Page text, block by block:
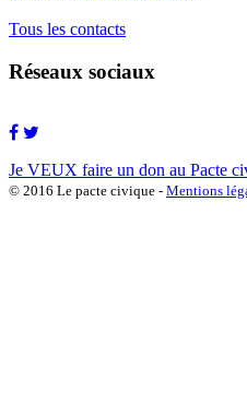
Tous les contacts
Réseaux sociaux
Je VEUX faire un don au Pacte
© 2016 Le pacte civique - Mentions